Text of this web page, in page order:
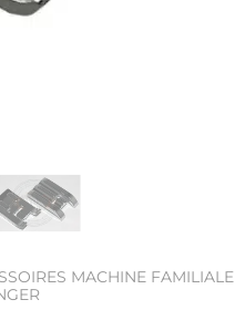
MACHINE FAMILIALE